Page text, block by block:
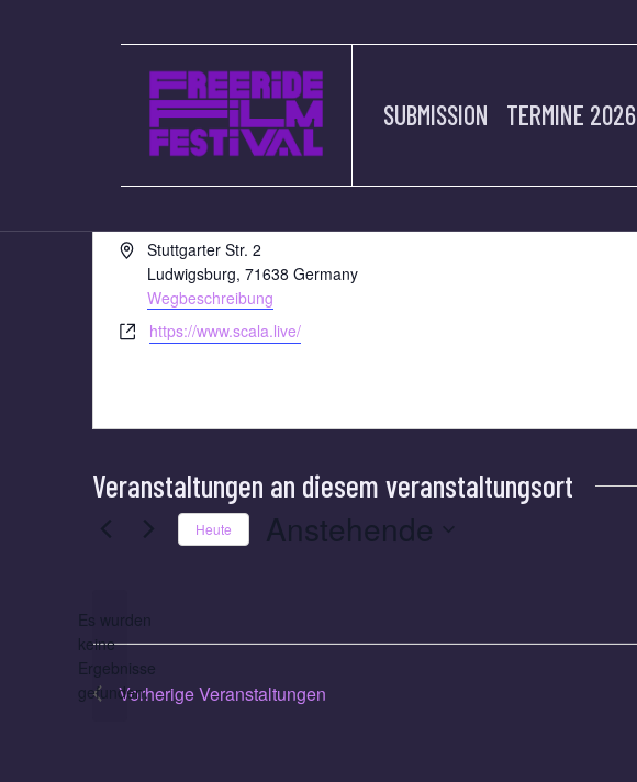
SUBMISSION TERMINE 2026
SCALA LUDWIGSBURG
AdresseStuttgarter Str. 2
Ludwigsburg, 71638 Germany
Wegbeschreibung
Webseitehttps://www.scala.live/
Veranstaltungen an diesem veranstaltungsort
Hinweis
Es wurden
keine
Ergebnisse
gefunden.
Heute Anstehende
VorherigeVeranstaltungen